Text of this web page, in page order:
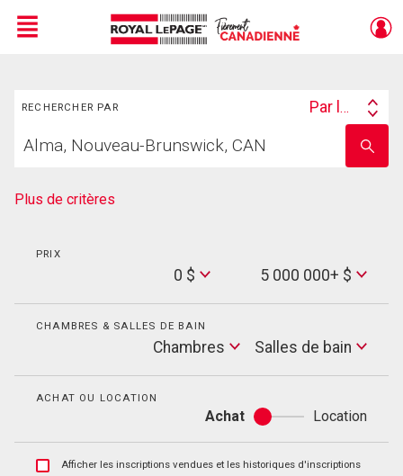
Menu
RECHERCHER PAR
Search
Par lieu
votre
nom
Plus de critères
PRIX
0 $
Max
Price
5 000 000+ $
CHAMBRES & SALLES DE BAIN
Chambres
Salles
de
Salles de bain
ACHAT OU LOCATION
Achat
Achat
ou
location
Location
AfficherAfficher les inscriptions vendues et les historiques d'inscriptions